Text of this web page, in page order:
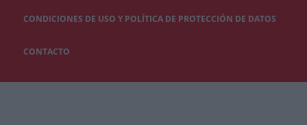
CONDICIONES DE USO Y POLÍTICA DE PROTECCIÓN DE DATOS
CONTACTO